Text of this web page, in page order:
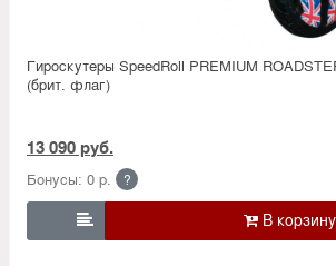
Гироскутеры SpeedRoll PREMIUM
(брит. флаг)
13 090 руб.
Бонусы: 0 р. ?
